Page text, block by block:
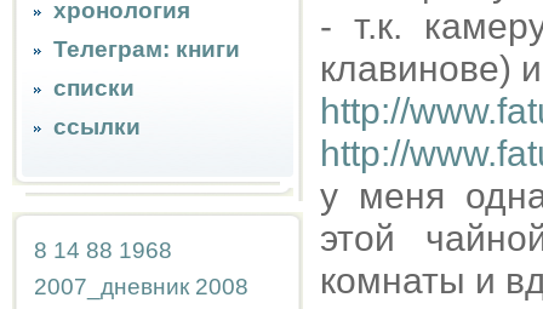
хронология
Телеграм: книги
списки
ссылки
8 14 88 1968
2007_дневник 2008
- т.к.
клавинове)
http://
http://
у меня
этой
комнаты и